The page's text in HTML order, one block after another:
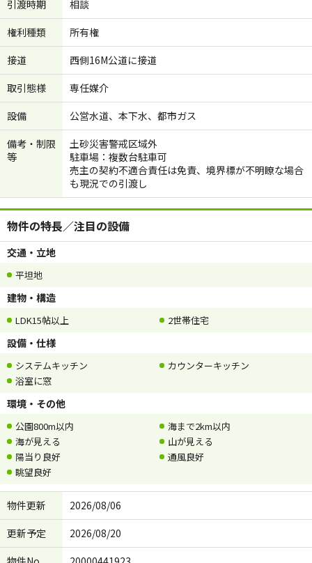
引渡時期
相談
権利種類
所有権
接道
西側16M公道に接道
取引態様
専任媒介
設備
公営水道、本下水、都市ガス
備考・制限
等
土砂災害警戒区域外
駐車場：複数台駐車可
売主の契約不適合責任は免責、境界標が不明瞭な場合
も現況での引渡し
物件の特長／注目の設備
交通・立地
平坦地
建物・構造
LDK15帖以上 2世帯住宅
設備・仕様
システムキッチン
カウンターキッチン
浴室に窓
環境・その他
公園800m以内
海まで2km以内
海が見える
山が見える
陽当り良好
通風良好
眺望良好
物件更新
2026/08/06
更新予定
2026/08/20